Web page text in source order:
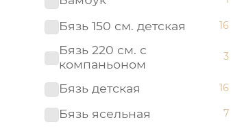
Бязь 150 см. детская 16
Бязь 220 см. с
компаньоном
3
Бязь детская 16
Бязь ясельная 7